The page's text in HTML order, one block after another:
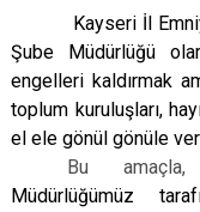
Kayseri İl
Şube Müdürlüğü
engelleri kaldırmak
toplum kuruluşları,
el ele gönül gönüle
Bu amaçla,
Müdürlüğümüz